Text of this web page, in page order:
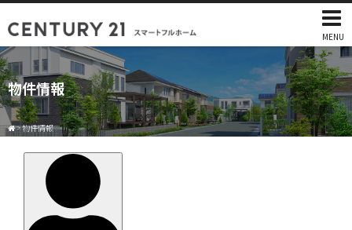
MENU
物件情報
>物件情報